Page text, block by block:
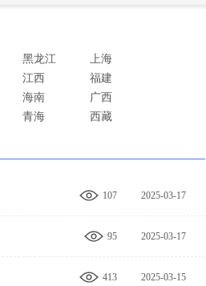
黑龙江
上海
江西
福建
海南
广西
青海 西藏
2025-03-17
107
2025-03-17
95
2025-03-15
413